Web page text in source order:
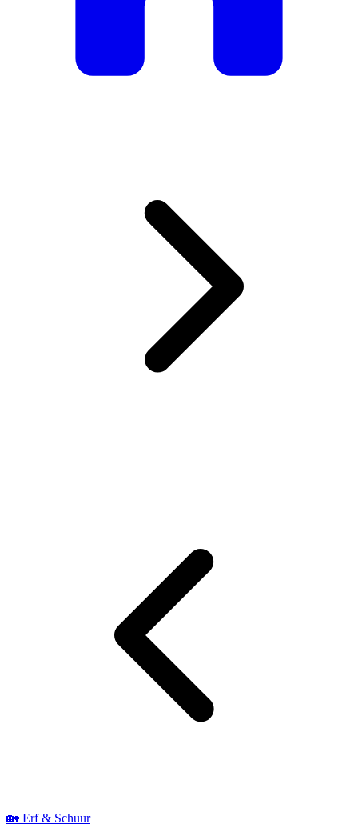
🏡 Erf & Schuur